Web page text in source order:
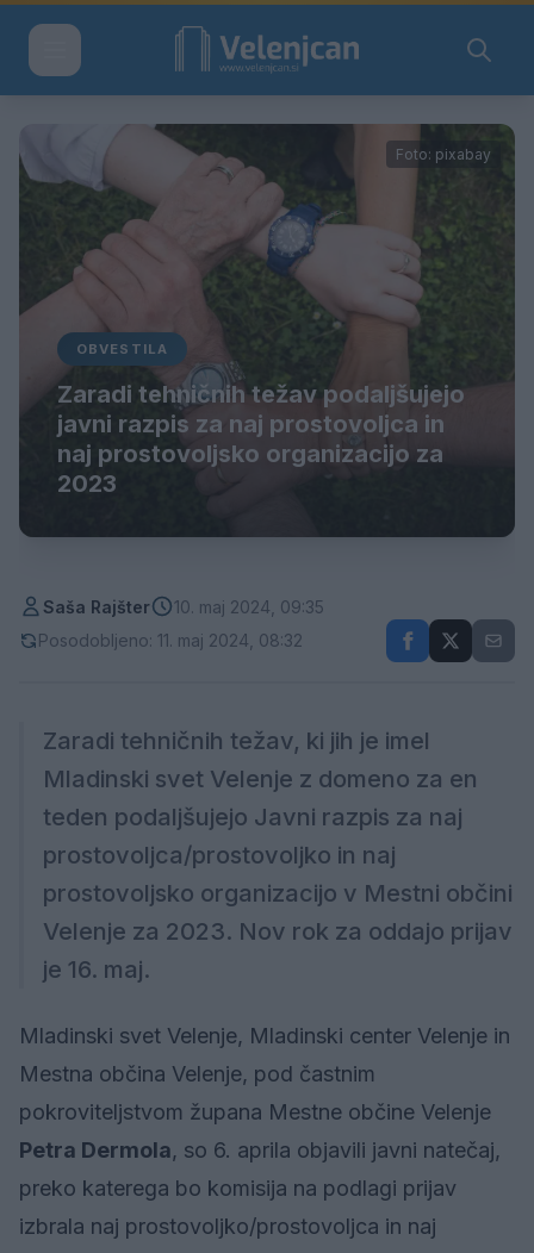
Foto: pixabay
OBVESTILA
Zaradi tehničnih težav podaljšujejo
javni razpis za naj prostovoljca in
naj prostovoljsko organizacijo za
2023
Saša Rajšter
10. maj 2024, 09:35
Posodobljeno: 11. maj 2024, 08:32
Zaradi tehničnih težav, ki jih je imel
Mladinski svet Velenje z domeno za en
teden podaljšujejo Javni razpis za naj
prostovoljca/prostovoljko in naj
prostovoljsko organizacijo v Mestni občini
Velenje za 2023. Nov rok za oddajo prijav
je 16. maj.
Mladinski svet Velenje, Mladinski center Velenje in
Mestna občina Velenje, pod častnim
pokroviteljstvom župana Mestne občine Velenje
Petra Dermola, so 6. aprila objavili javni natečaj,
preko katerega bo komisija na podlagi prijav
izbrala naj prostovoljko/prostovoljca in naj